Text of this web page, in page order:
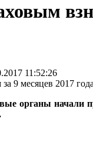
11:52:26
органы начали